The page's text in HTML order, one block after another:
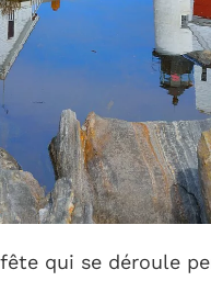
qui se déroule